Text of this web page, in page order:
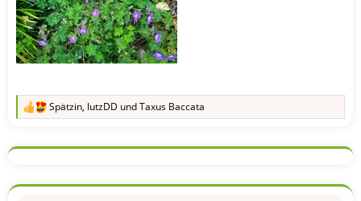
R
k
o
Spätzin, lutzDD undTaxus Baccata